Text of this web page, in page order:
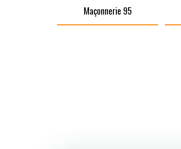
Maçonnerie 95